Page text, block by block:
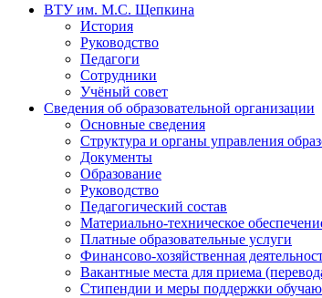
ВТУ им. М.С. Щепкина
История
Руководство
Педагоги
Сотрудники
Учёный совет
Сведения об образовательной организации
Основные сведения
Структура и органы управления
Документы
Образование
Руководство
Педагогический состав
Материально-техническое
Платные образовательные услуги
Финансово-хозяйственная
Вакантные места для приема
Стипендии и меры поддержки